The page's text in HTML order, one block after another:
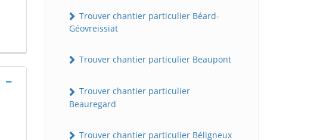
Trouver chantier particulier Béard-
Géovreissiat
Trouver chantier particulier Beaupont
Trouver chantier particulier
Beauregard
Trouver chantier particulier Béligneux